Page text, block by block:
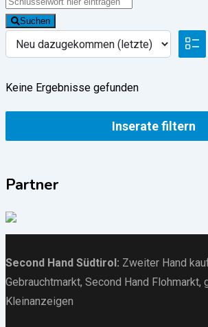
Suchen
Keine Ergebnisse gefunden
Inserate filtern
Partner
Second Hand Südtirol : Zweiter Hand
Gebrauchtmarkt, Second Hand Flohmarkt,
Kleinanzeigen